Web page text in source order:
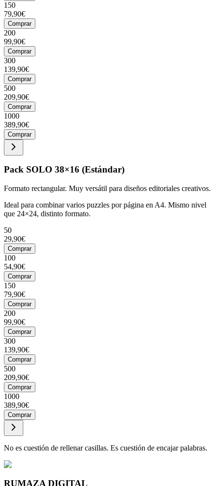
150
79,90€
Comprar
200
99,90€
Comprar
300
139,90€
Comprar
500
209,90€
Comprar
1000
389,90€
Comprar
Pack SOLO 38×16 (Estándar)
Formato rectangular. Muy versátil para diseños editoriales creativos.
Ideal para combinar varios puzzles por página en A4. Mismo nivel
que 24×24, distinto formato.
50
29,90€
Comprar
100
54,90€
Comprar
150
79,90€
Comprar
200
99,90€
Comprar
300
139,90€
Comprar
500
209,90€
Comprar
1000
389,90€
Comprar
No es cuestión de rellenar casillas. Es cuestión de encajar palabras.
RUMAZA DIGITAL